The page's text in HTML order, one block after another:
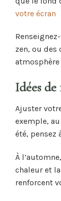
votre écran
zen, ou des
Idées
Ajuster
exemple,
été, pensez
À
chaleur et
renforcent